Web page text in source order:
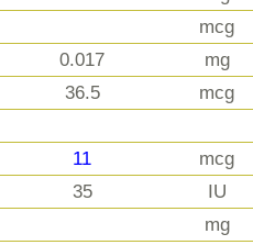
mcg
0.017
mg
36.5
mcg
11
mcg
35
IU
mg